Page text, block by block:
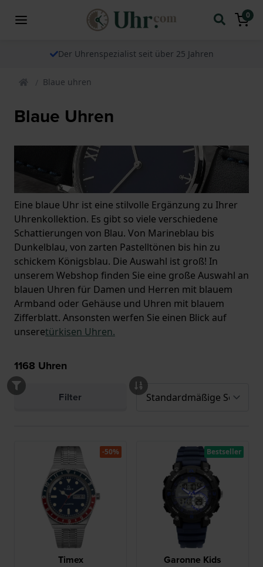
0
Der Uhrenspezialist seit über 25 Jahren
Blaue uhren
Blaue Uhren
Eine blaue Uhr ist eine stilvolle Ergänzung zu Ihrer
Uhrenkollektion. Es gibt so viele verschiedene
Schattierungen von Blau. Von Marineblau bis
Dunkelblau, von zarten Pastelltönen bis hin zu
schickem Königsblau. Die Auswahl ist groß! In
unserem Webshop finden Sie eine große Auswahl an
blauen Uhren für Damen und Herren mit blauem
Armband oder Gehäuse und Uhren mit blauem
Zifferblatt. Ansonsten werfen Sie einen Blick auf
unseretürkisen Uhren.
1168 Uhren
Filter
Timex
-50%
Garonne Kids
Bestseller